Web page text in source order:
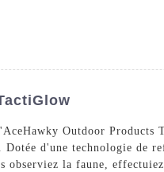
Outdoor Products
d'une technologie de
observiez la faune,